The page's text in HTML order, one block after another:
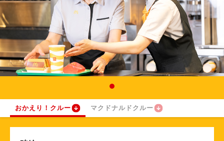
おかえり！クルー マクドナルドクルー